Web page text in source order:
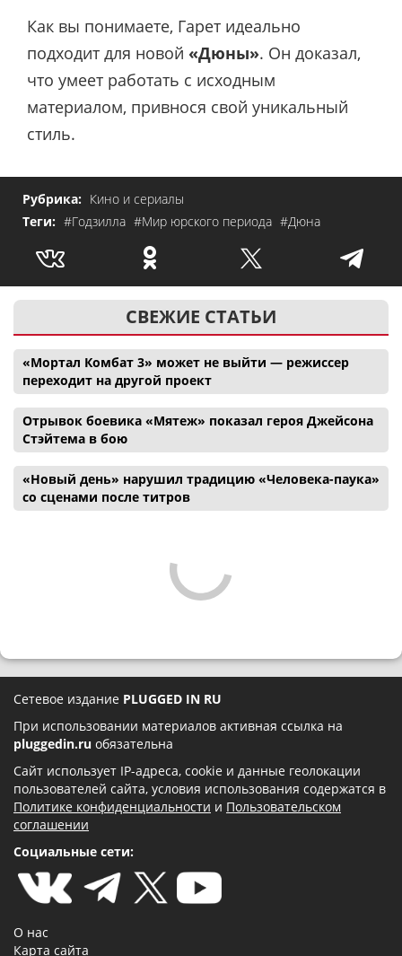
Как вы понимаете, Гарет идеально
подходит для новой «Дюны». Он доказал,
что умеет работать с исходным
материалом, привнося свой уникальный
стиль.
Рубрика: Кино и сериалы
Теги: #Годзилла #Мир юрского периода #Дюна
СВЕЖИЕ СТАТЬИ
«Мортал Комбат 3» может не выйти — режиссер
переходит на другой проект
Отрывок боевика «Мятеж» показал героя Джейсона
Стэйтема в бою
«Новый день» нарушил традицию «Человека-паука»
со сценами после титров
Сетевое издание PLUGGED IN RU
При использовании материалов активная ссылка на
pluggedin.ru обязательна
Сайт использует IP-адреса, cookie и данные геолокации
пользователей сайта, условия использования содержатся в
Политике конфиденциальности и Пользовательском
соглашении
Социальные сети:
О нас
Карта сайта